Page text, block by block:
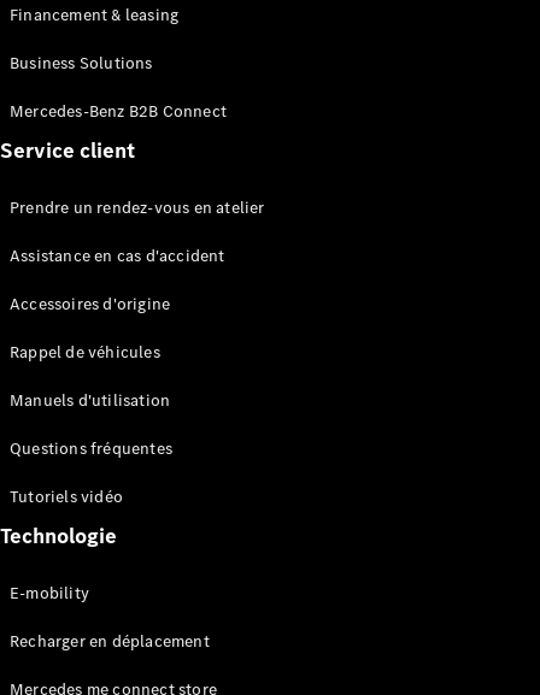
Configurateur
Brochures
Réserver un
essai sur
route
Financement
digitaux
service
accessoires
roues
Financement & leasing
Business Solutions
Mercedes-Benz B2B Connect
Service client
Prendre un rendez-vous en atelier
Assistance en cas d'accident
Accessoires d'origine
Rappel de véhicules
Manuels d'utilisation
Questions fréquentes
Tutoriels vidéo
Technologie
E-mobility
Recharger en déplacement
Mercedes me connect store